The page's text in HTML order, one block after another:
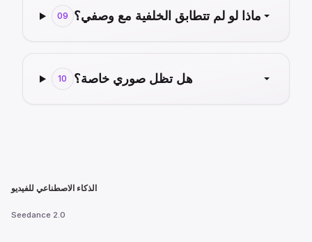
09 ماذا لو لم تتطابق الخلفية مع وصفي؟
10 هل تظل صوري خاصة؟
الذكاء الاصطناعي للفيديو
Seedance 2.0